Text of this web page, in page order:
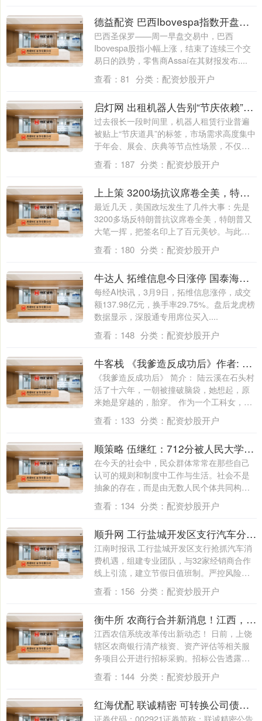
德益配资 巴西Ibovespa指数开盘小幅上涨，Assaí表现抢眼
巴西圣保罗——周一早盘交易中，巴西
Ibovespa股指小幅上涨，结束了连续三个交
易日的跌势，零售商Assaí在其财报发布....
查看： 81 分类： 配资炒股开户
启灯网 出租机器人告别“节庆依赖”，常态化场景订单占比已超六成
过去很长一段时间里，机器人租赁行业普遍
被贴上“节庆道具”的标签，市场需求高度集中
于年会、展会、庆典等节点性场景，不仅订
单....
查看： 187 分类： 配资炒股开户
上上策 3200场抗议席卷全美，特朗普签名印上美钞，万斯逆袭，马斯克回归
最近几天，美国政坛发生了几件大事：先是
3200多场反特朗普抗议席卷全美，特朗普又
大笔一挥，把签名印上了百元美钞。与此同
时....
查看： 180 分类： 配资炒股开户
牛达人 拓维信息今日涨停 国泰海通湛江万豪世家证券营业部净买入3.41亿元
每经AI快讯，3月9日，拓维信息涨停，成交
额137.98亿元，换手率29.75%。盘后龙虎榜
数据显示，深股通专用席位买入....
查看： 148 分类： 配资炒股开户
牛客栈 《我爹造反成功后》作者: 独恋一枝花
《我爹造反成功后》 简介： 陆云溪在石头村
活了十六年，一朝被撞破脑袋，她想起，原
来她是穿越的，胎穿。 作为一个工科女，
看....
查看： 133 分类： 配资炒股开户
顺策略 伍继红：712分被人民大学录取，毕业嫁农村生6个孩子，靠低保生活
在今天的社会中，民众群体常常在那些自己
认可的规则和制度中工作与生活。社会不是
抽象的存在，而是由无数人民个体共同构成
的整体....
查看： 134 分类： 配资炒股开户
顺升网 工行盐城开发区支行汽车分期业务成绩亮丽
江南时报讯 工行盐城开发区支行抢抓汽车消
费机遇，组建专业团队，与32家经销商合作
线上引流，建立节假日值班制。严控风险，
加....
查看： 156 分类： 配资炒股开户
衡牛所 农商行合并新消息！江西，迈出第一步！
江西农信系统改革传出新动态！ 日前，上饶
辖区农商银行清产核资、资产评估等相关服
务项目公开进行招标采购。招标公告透露，
该项....
查看： 144 分类： 配资炒股开户
红海优配 联诚精密 可转换公司债券2025年付息公告
证券代码：002921证券简称：联诚精密公告